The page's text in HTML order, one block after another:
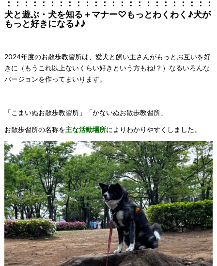
：：：：：：：：：：：：：：：：：：：：：：：
犬と遊ぶ・犬を知る＋マナー♡もっとわくわく♪犬が
もっと好きになる♪♪
2024年度のお散歩教習所は、愛犬と飼い主さんがもっとお互いを好
きに（もうこれ以上ないくらい好きという方もね!？）なるいろんな
バージョンを作ってまいります。
「こまいぬお散歩教習所」「かないぬお散歩教習所」
お散歩習所の名称を主な活動場所によりわかりやすくしました。